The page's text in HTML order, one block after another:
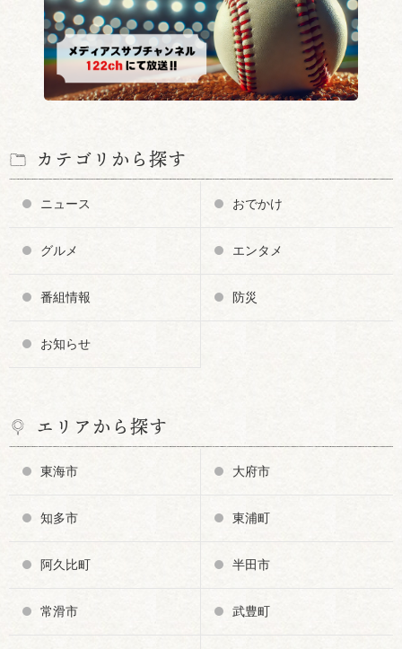
カテゴリから探す
ニュース おでかけ
グルメ エンタメ
番組情報 防災
お知らせ
エリアから探す
東海市 大府市
知多市 東浦町
阿久比町 半田市
常滑市 武豊町